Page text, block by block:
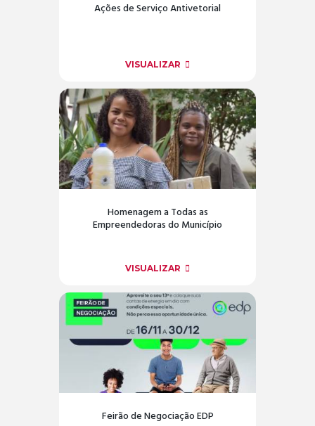
Ações de Serviço Antivetorial
VISUALIZAR
Homenagem a Todas as
Empreendedoras do Município
VISUALIZAR
Feirão de Negociação EDP